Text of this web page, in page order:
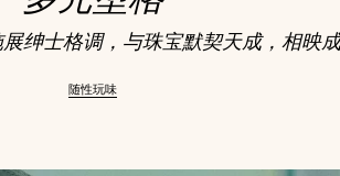
绅士格调，与珠宝默契天成，相映
随性玩味